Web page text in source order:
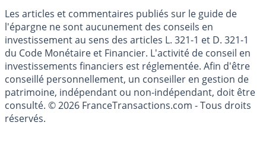
Cookies
Les articles et commentaires publiés sur le guide de
l'épargne ne sont aucunement des conseils en
investissement au sens des articles L. 321-1 et D. 321-1
du Code Monétaire et Financier. L'activité de conseil en
investissements financiers est réglementée. Afin d'être
conseillé personnellement, un conseiller en gestion de
patrimoine, indépendant ou non-indépendant, doit être